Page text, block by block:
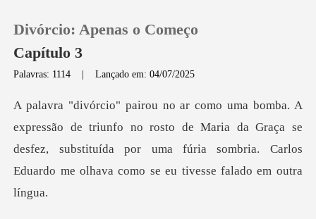
0
Divórcio: Apenas o Começo
Capítulo 3
Palavras: 1114 |Lançado em: 04/07/2025
o no rosto de Maria da Graça se
desfez, substituída por uma fúria sombr